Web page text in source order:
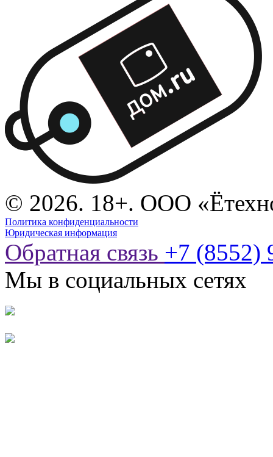
© 2026. 18+. ООО
Политика конфиденциальности
Юридическая информация
Обратная связь +7 (8552)
Мы в социальных сетях